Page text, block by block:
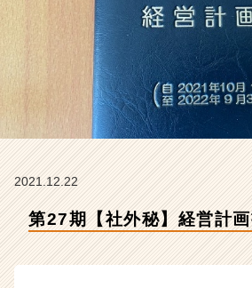
ッ
ク
工
業
の
タ
イ
ム
|
ベ
2021.12.22
第27期【社外秘】経営計